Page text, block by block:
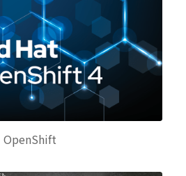
OpenShift